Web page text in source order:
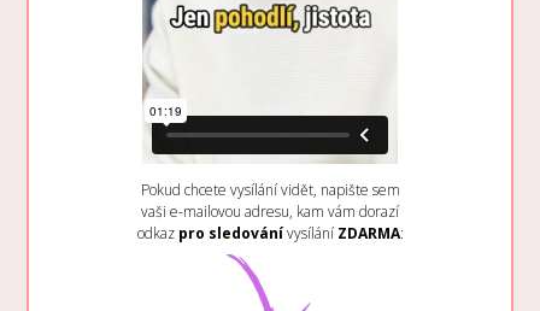
Pokud chcete vysílání vidět, napište sem
vaši e-mailovou adresu, kam vám dorazí
odkaz pro sledovánívysílání ZDARMA: